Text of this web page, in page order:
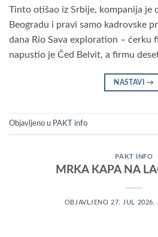
Tinto otišao iz Srbije, kompanija je
Beogradu i pravi samo kadrovske
dana Rio Sava exploration – ćerku
napustio je Čed Belvit, a firmu
NASTAVI→
Objavljeno u PAKT info
PAKT INFO
MRKA KAPA NA
OBJAVLJENO27. JUL 2026.